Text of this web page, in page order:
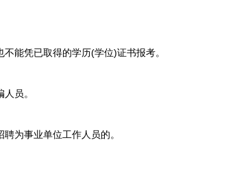
能凭已取得的学历(学位)证书报考。
员。
为事业单位工作人员的。